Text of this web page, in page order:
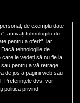
|Politica cookies
de exemplu date
activați tehnologiile de
pentru a oferi:”, iar
tehnologiile de
care le vedeți să nu fie la
sau pentru a vă retrage
de jos a paginii web sau
Preferințele dvs. vor
politica privind